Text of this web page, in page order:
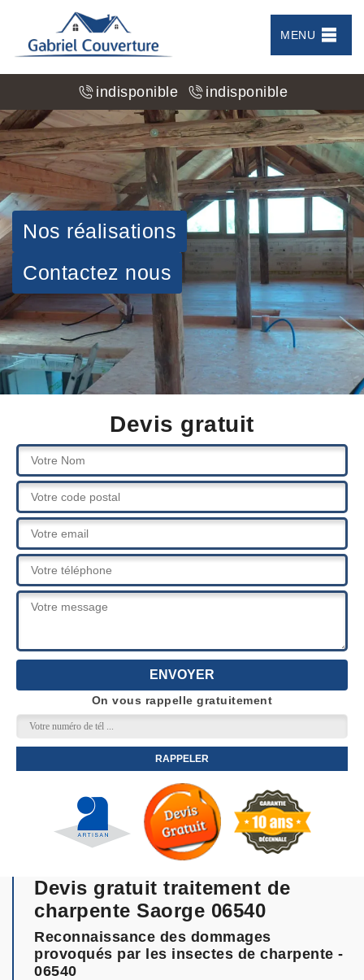
MENU
indisponible indisponible
Nos réalisations
Contactez nous
Devis gratuit
On vous rappelle gratuitement
Devis gratuit traitement de
charpente Saorge 06540
Reconnaissance des dommages
provoqués par les insectes de charpente -
06540